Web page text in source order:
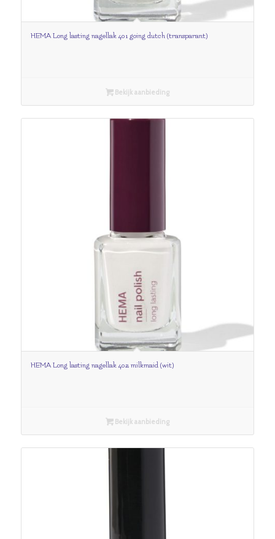
HEMA Long lasting nagellak 401 going dutch (transparant)
Bekijk aanbieding
HEMA Long lasting nagellak 402 milkmaid (wit)
Bekijk aanbieding